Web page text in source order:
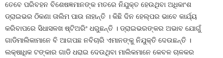
ତେବେ ପରିବହନ ବିଶେଷଜ୍ଞମାନଙ୍କ ମତରେ ନିଯୁକ୍ତ ହେଉଥିବା ଅଧିକାଂଶ
ଡ୍ରାଇଭର ଠିକଣା ତାଲିମ ପାଉ ନାହାନ୍ତି । କିଛି ଦିନ ହେଲ୍‍ପର ଭାବେ କାର୍ଯ୍ୟ
କରିବାପରେ ସିଧାସଳଖ ଷ୍ଟିଅରିଂ ଧରୁଛନ୍ତି । ଡ୍ରାଇଭରଙ୍କର ଅଭାବ ଯୋଗୁଁ
ଗାଡିମାଲିକାମାନେ ବି ଆଗପଛ ନବିଚାରି ଏମାନଙ୍କୁ ନିଯୁକ୍ତି ଦେଉଛନ୍ତି ।
ଲକ୍ଷାଧିକ ଟଙ୍କାର ଗାଡି ଧରାଇ ଦେଉଥିବା ମାଲିକମାନେ କେବଳ ଚାଳକର